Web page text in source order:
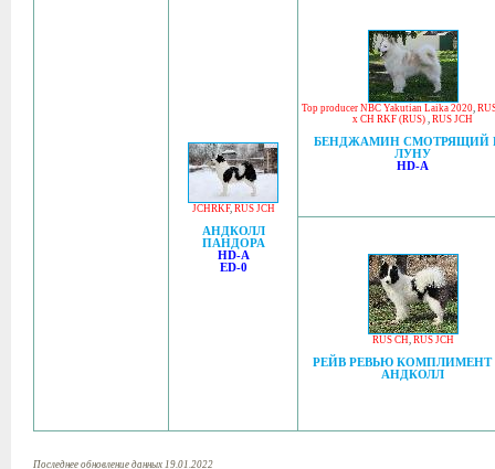
JCHRKF, RUS JCH
АНДКОЛЛ
ПАНДОРА
HD-A
ED-0
Top producer NBC Yakutian Laika 2020,
x CH RKF (RUS) , RUS JCH
БЕНДЖАМИН СМОТРЯЩИЙ
ЛУНУ
HD-A
RUS CH, RUS JCH
РЕЙВ РЕВЬЮ КОМПЛИМЕНТ
АНДКОЛЛ
Последнее обновление данных 19.01.2022